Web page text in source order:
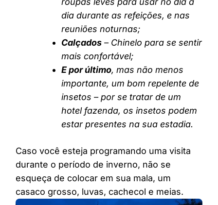
dia durante as refeições, e nas
reuniões noturnas;
Calçados – Chinelo para se sentir
mais confortável;
E por último, mas não menos
importante, um bom repelente de
insetos – por se tratar de um
hotel fazenda, os insetos podem
estar presentes na sua estadia.
Caso você esteja programando uma visita
durante o período de inverno, não se
esqueça de colocar em sua mala, um
casaco grosso, luvas, cachecol e meias.